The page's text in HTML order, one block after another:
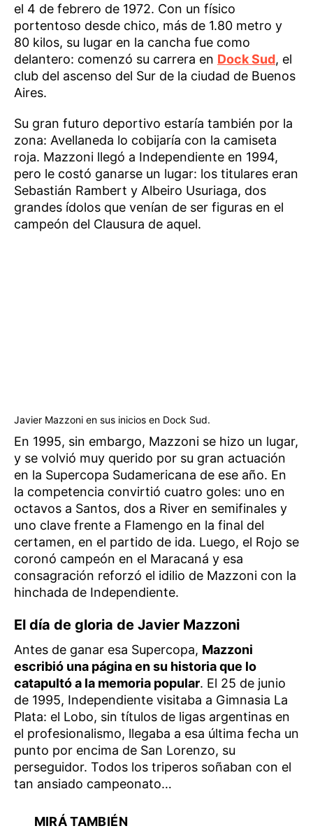
el 4 de febrero de 1972. Con un físico
portentoso desde chico, más de 1.80 metro y
80 kilos, su lugar en la cancha fue como
delantero: comenzó su carrera en Dock Sud, el
club del ascenso del Sur de la ciudad de Buenos
Aires.
Su gran futuro deportivo estaría también por la
zona: Avellaneda lo cobijaría con la camiseta
roja. Mazzoni llegó a Independiente en 1994,
pero le costó ganarse un lugar: los titulares eran
Sebastián Rambert y Albeiro Usuriaga, dos
grandes ídolos que venían de ser figuras en el
campeón del Clausura de aquel.
Javier Mazzoni en sus inicios en Dock Sud.
En 1995, sin embargo, Mazzoni se hizo un lugar,
y se volvió muy querido por su gran actuación
en la Supercopa Sudamericana de ese año. En
la competencia convirtió cuatro goles: uno en
octavos a Santos, dos a River en semifinales y
uno clave frente a Flamengo en la final del
certamen, en el partido de ida. Luego, el Rojo se
coronó campeón en el Maracaná y esa
consagración reforzó el idilio de Mazzoni con la
hinchada de Independiente.
El día de gloria de Javier Mazzoni
Antes de ganar esa Supercopa, Mazzoni
escribió una página en su historia que lo
catapultó a la memoria popular. El 25 de junio
de 1995, Independiente visitaba a Gimnasia La
Plata: el Lobo, sin títulos de ligas argentinas en
el profesionalismo, llegaba a esa última fecha un
punto por encima de San Lorenzo, su
perseguidor. Todos los triperos soñaban con el
tan ansiado campeonato…